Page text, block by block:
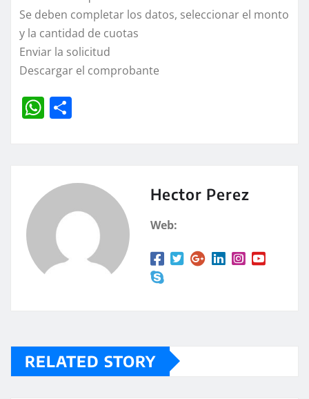
Se deben completar los datos, seleccionar el monto
y la cantidad de cuotas
Enviar la solicitud
Descargar el comprobante
W
A
p
rt
Hector Perez
Web:
RELATED STORY